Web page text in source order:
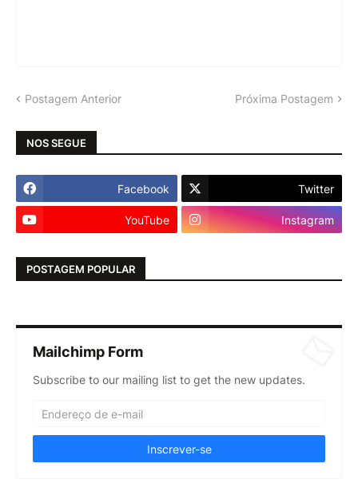
Postagem Anterior Próxima Postagem
NOS SEGUE
Facebook Twitter
YouTube Instagram
POSTAGEM POPULAR
Mailchimp Form
Subscribe to our mailing list to get the new updates.